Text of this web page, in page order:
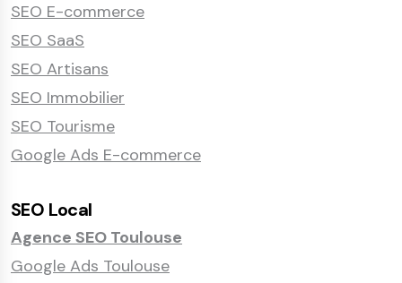
SEO E-commerce
SEO SaaS
SEO Artisans
SEO Immobilier
SEO Tourisme
Google Ads E-commerce
SEO Local
Agence SEO Toulouse
Google Ads Toulouse